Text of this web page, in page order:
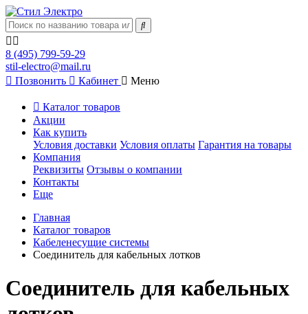
8 (495) 799-59-29
stil-electro@mail.ru
Позвонить
Кабинет Меню
Каталог товаров
Акции
Как купить
Условия доставки Условия оплаты Гарантия на товары
Компания
Реквизиты Отзывы о компании
Контакты
Еще
Главная
Каталог товаров
Кабеленесущие системы
Соединитель для кабельных лотков
Соединитель для кабельных